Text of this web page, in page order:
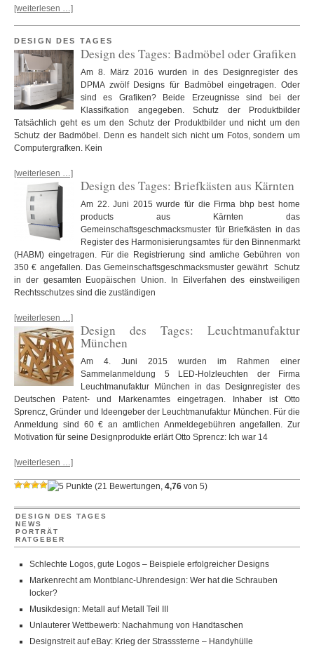
[weiterlesen …]
DESIGN DES TAGES
Design des Tages: Badmöbel oder Grafiken
Am 8. März 2016 wurden in des Designregister des
DPMA zwölf Designs für Badmöbel eingetragen. Oder
sind es Grafiken? Beide Erzeugnisse sind bei der
Klassifkation angegeben. Schutz der Produktbilder
Tatsächlich geht es um den Schutz der Produktbilder und nicht um den
Schutz der Badmöbel. Denn es handelt sich nicht um Fotos, sondern um
Computergrafken. Kein
[weiterlesen …]
Design des Tages: Briefkästen aus Kärnten
Am 22. Juni 2015 wurde für die Firma bhp best home
products aus Kärnten das
Gemeinschaftsgeschmacksmuster für Briefkästen in das
Register des Harmonisierungsamtes für den Binnenmarkt
(HABM) eingetragen. Für die Registrierung sind amliche Gebühren von
350 € angefallen. Das Gemeinschaftsgeschmacksmuster gewährt Schutz
in der gesamten Euopäischen Union. In Eilverfahen des einstweiligen
Rechtsschutzes sind die zuständigen
[weiterlesen …]
Design des Tages: Leuchtmanufaktur
München
Am 4. Juni 2015 wurden im Rahmen einer
Sammelanmeldung 5 LED-Holzleuchten der Firma
Leuchtmanufaktur München in das Designregister des
Deutschen Patent- und Markenamtes eingetragen. Inhaber ist Otto
Sprencz, Gründer und Ideengeber der Leuchtmanufaktur München. Für die
Anmeldung sind 60 € an amtlichen Anmeldegebühren angefallen. Zur
Motivation für seine Designprodukte erlärt Otto Sprencz: Ich war 14
[weiterlesen …]
(21 Bewertungen, 4,76 von 5)
DESIGN DES TAGES
NEWS
PORTRÄT
RATGEBER
Schlechte Logos, gute Logos – Beispiele erfolgreicher Designs
Markenrecht am Montblanc-Uhrendesign: Wer hat die Schrauben
locker?
Musikdesign: Metall auf Metall Teil III
Unlauterer Wettbewerb: Nachahmung von Handtaschen
Designstreit auf eBay: Krieg der Strasssterne – Handyhülle